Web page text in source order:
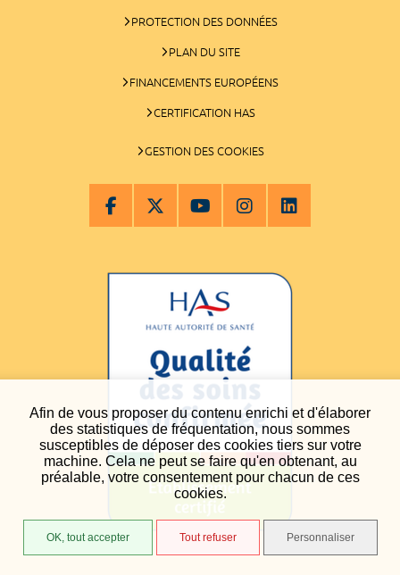
Afin de vous proposer du contenu enrichi et d'élaborer
des statistiques de fréquentation, nous sommes
susceptibles de déposer des cookies tiers sur votre
machine. Cela ne peut se faire qu'en obtenant, au
préalable, votre consentement pour chacun de ces
cookies.
OK, tout accepter Tout refuser Personnaliser
PROTECTION DES DONNÉES
PLAN DU SITE
FINANCEMENTS EUROPÉENS
CERTIFICATION HAS
GESTION DES COOKIES